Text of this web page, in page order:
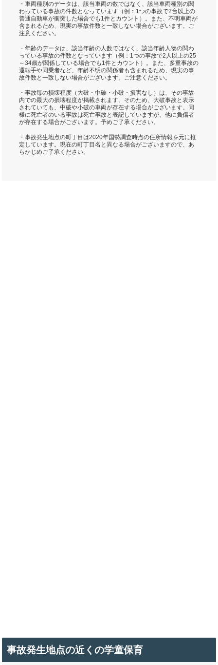
・車両種別のデータは、該当車両の数ではなく、該当車両種別の関
わっている事故の件数となっています（例：1つの事故で2台以上の
普通自動車が衝突した場合でも1件とカウント）。また、不明車両が
含まれるため、現実の事故件数と一致しない場合がございます。ご
注意ください。
・年齢のデータは、該当年齢の人数ではなく、該当年齢人物の関わ
っている事故の件数となっています（例：1つの事故で2人以上の25
～34歳が関係している場合でも1件とカウント）。また、多重事故の
運転手や同乗者など、年齢不明の関係者も含まれるため、現実の事
故件数と一致しない場合がございます。ご注意ください。
・事故毎の損壊程度（大破・中破・小破・損害なし）は、その事故
内での最大の損壊程度が掲載されます。そのため、大破事故と表示
されていても、中破や小破の車両が存在する場合がございます。同
様に死亡者のいる事故は死亡事故と表記していますが、他に負傷者
が存在する場合がございます。予めご了承ください。
・事故発生地点の町丁目は2020年国勢調査時点の住所情報を元に推
定しています。現在の町丁目名と異なる場合がございますので、あ
らかじめご了承ください。
事故発生地点の近くの学童保育